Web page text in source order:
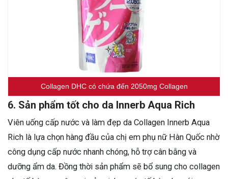
Collagen DHC có chứa đến 2050mg Collagen
6. Sản phẩm tốt cho da Innerb Aqua Rich
Viên uống cấp nước và làm đẹp da Collagen Innerb Aqua
Rich là lựa chọn hàng đầu của chị em phụ nữ Hàn Quốc nhờ
công dụng cấp nước nhanh chóng, hỗ trợ cân bằng và
dưỡng ẩm da. Đồng thời sản phẩm sẽ bổ sung cho collagen